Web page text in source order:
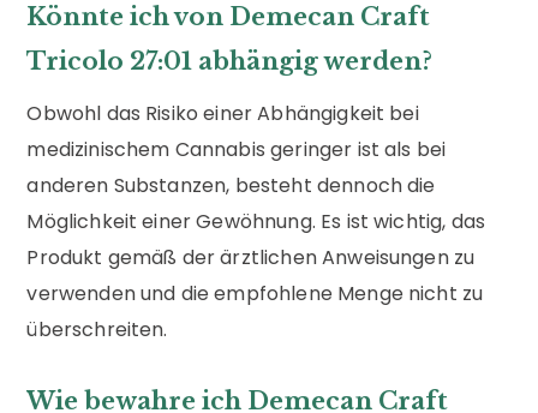
Könnte ich von Demecan Craft
Tricolo 27:01 abhängig werden?
Obwohl das Risiko einer Abhängigkeit bei
medizinischem Cannabis geringer ist als bei
anderen Substanzen, besteht dennoch die
Möglichkeit einer Gewöhnung. Es ist wichtig, das
Produkt gemäß der ärztlichen Anweisungen zu
verwenden und die empfohlene Menge nicht zu
überschreiten.
Wie bewahre ich Demecan Craft